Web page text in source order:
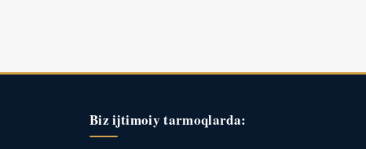
Biz ijtimoiy tarmoqlarda: